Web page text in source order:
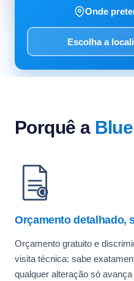
Onde
Porquê a
Orçamento detalhado,
Orçamento gratuito e
visita técnica: sabe
qualquer alteração só